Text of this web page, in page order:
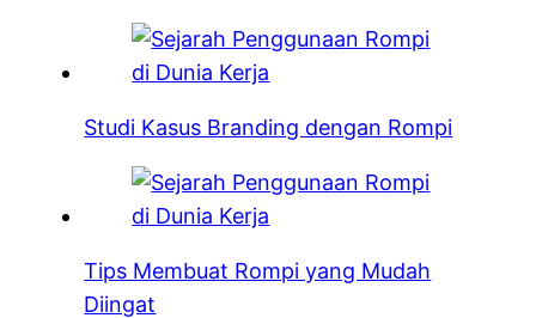
Studi Kasus Branding dengan Rompi
Tips Membuat Rompi yang Mudah
Diingat